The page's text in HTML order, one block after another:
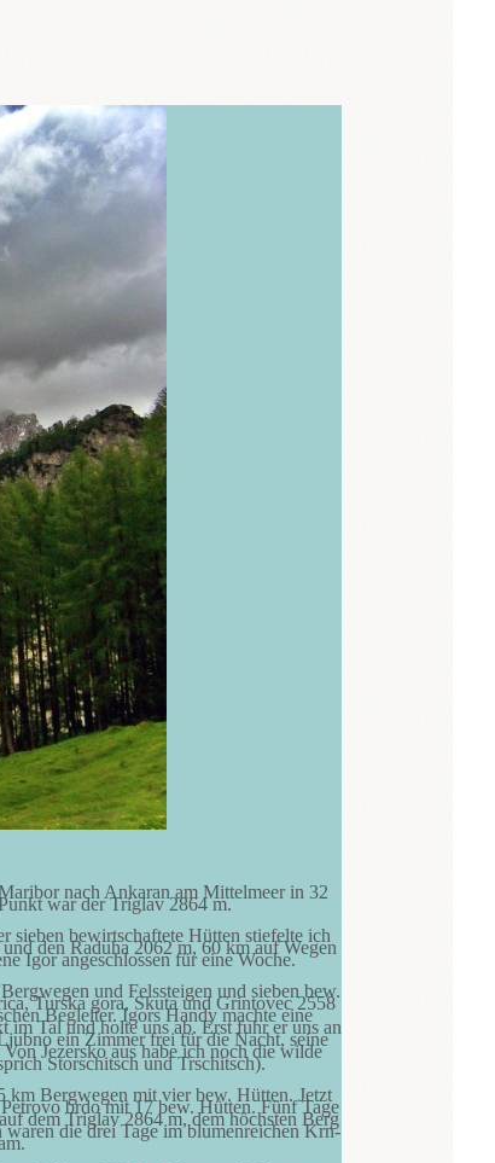
nach Ankaran am Mittelmeer in 32
war der Triglav 2864 m.
sieben bewirtschaftete Hütten stiefelte ich
den Raduha 2062 m, 60 km auf Wegen
Igor angeschlossen für eine Woche.
und Felssteigen und sieben bew.
Turska gora, Skuta und Grintovec 2558
Begleiter. Igors Handy machte eine
Tal und holte uns ab. Erst fuhr er uns an
ein Zimmer frei für die Nacht, seine
Jezersko aus habe ich noch die wilde
Storschitsch und Trschitsch).
Bergwegen mit vier bew. Hütten. Jetzt
brdo mit 17 bew. Hütten. Fünf Tage
dem Triglav 2864 m, dem höchsten Berg
die drei Tage im blumenreichen Krn-